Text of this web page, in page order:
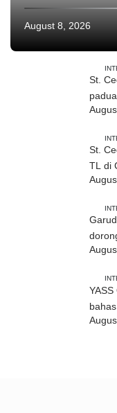
August 8, 2026
St.
St.
TL di
YASS